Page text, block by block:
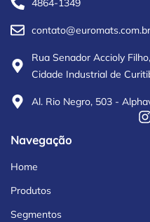
4864-1349
contato@euromats.com.br
Rua Senador Accioly
Cidade Industrial de
Al. Rio Negro, 503 -
Navegação
Home
Produtos
Segmentos